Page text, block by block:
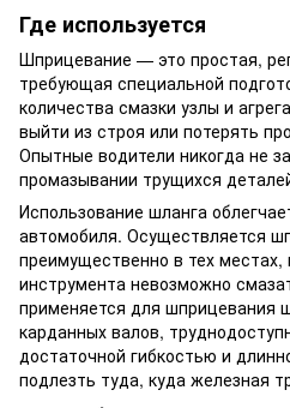
Где используется
Шприцевание — это простая,
требующая специальной
количества смазки узлы и
выйти из строя или потерять
Опытные водители никогда не
промазывании трущихся
Использование шланга
автомобиля. Осуществляется
преимущественно в тех местах,
инструмента невозможно
применяется для шприцевания
карданных валов,
достаточной гибкостью и
подлезть туда, куда железная